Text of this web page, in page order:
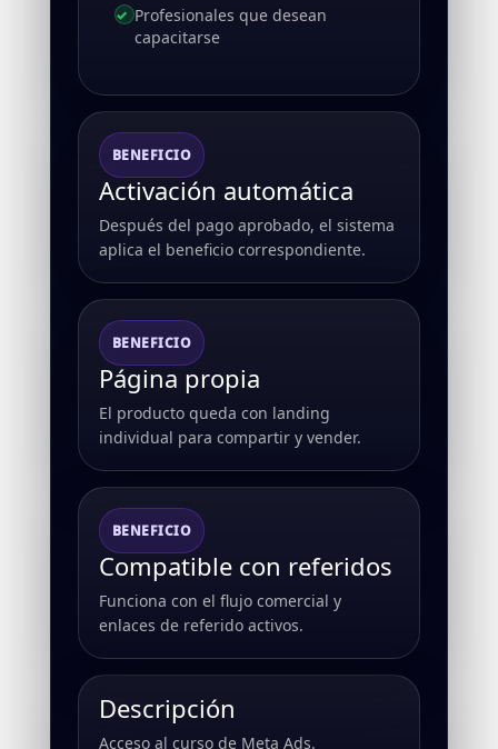
Profesionales que desean
capacitarse
BENEFICIO
Activación automática
Después del pago aprobado, el sistema
aplica el beneficio correspondiente.
BENEFICIO
Página propia
El producto queda con landing
individual para compartir y vender.
BENEFICIO
Compatible con referidos
Funciona con el flujo comercial y
enlaces de referido activos.
Descripción
Acceso al curso de Meta Ads.